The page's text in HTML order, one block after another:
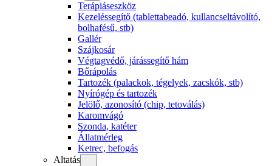
Terápiáseszköz
Kezeléssegítő (tablettabeadó, kullancseltávolító,
bolhafésű, stb)
Gallér
Szájkosár
Végtagvédő, járássegítő hám
Bőrápolás
Tartozék (palackok, tégelyek, zacskók, stb)
Nyírógép és tartozék
Jelölő, azonosító (chip, tetoválás)
Karomvágó
Szonda, katéter
Állatmérleg
Ketrec, befogás
Altatás